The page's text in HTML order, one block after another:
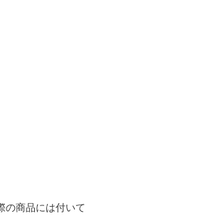
の商品には付いて